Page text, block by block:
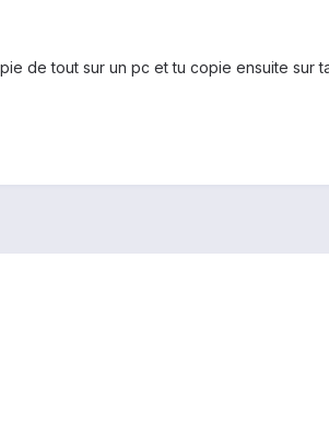
de tout sur un pc et tu copie ensuite sur